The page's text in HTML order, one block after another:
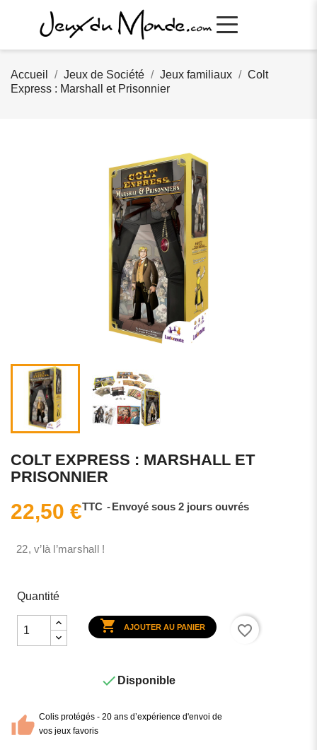
Accueil Jeux de Société Jeux familiaux
Colt
Express : Marshall et Prisonnier
COLT EXPRESS : MARSHALL ET
PRISONNIER
22,50 €TTC Envoyé sous 2 jours ouvrés
22, v’là l’marshall !
Quantité
 AJOUTER AU PANIER favorite_border
 Disponible
Colis protégés - 20 ans d’expérience d'envoi de
vos jeux favoris